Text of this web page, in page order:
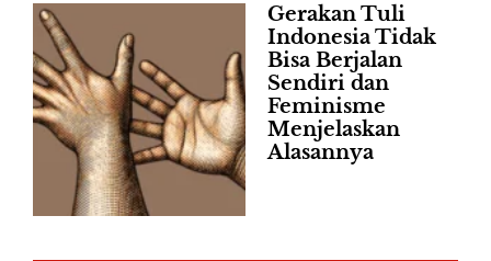
Gerakan Tuli
Indonesia Tidak
Bisa Berjalan
Sendiri dan
Feminisme
Menjelaskan
Alasannya